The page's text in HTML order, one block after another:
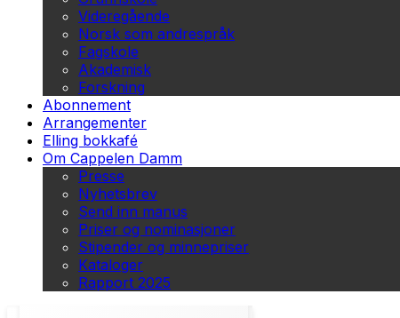
Videregående
Norsk som andrespråk
Fagskole
Akademisk
Forskning
Abonnement
Arrangementer
Elling bokkafé
Om Cappelen Damm
Presse
Nyhetsbrev
Send inn manus
Priser og nominasjoner
Stipender og minnepriser
Kataloger
Rapport 2025